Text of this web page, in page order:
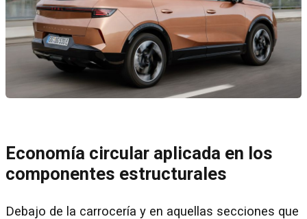
Economía circular aplicada en los
componentes estructurales
Debajo de la carrocería y en aquellas secciones que